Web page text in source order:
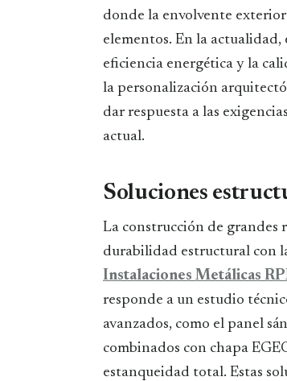
donde la envolvente
elementos. En la
eficiencia energética y la
la personalización
dar respuesta a las
actual.
Soluciones
La construcción de grandes
durabilidad estructural con
Instalaciones Metálicas
responde a un estudio
avanzados, como el panel
combinados con chapa
estanqueidad total. Estas